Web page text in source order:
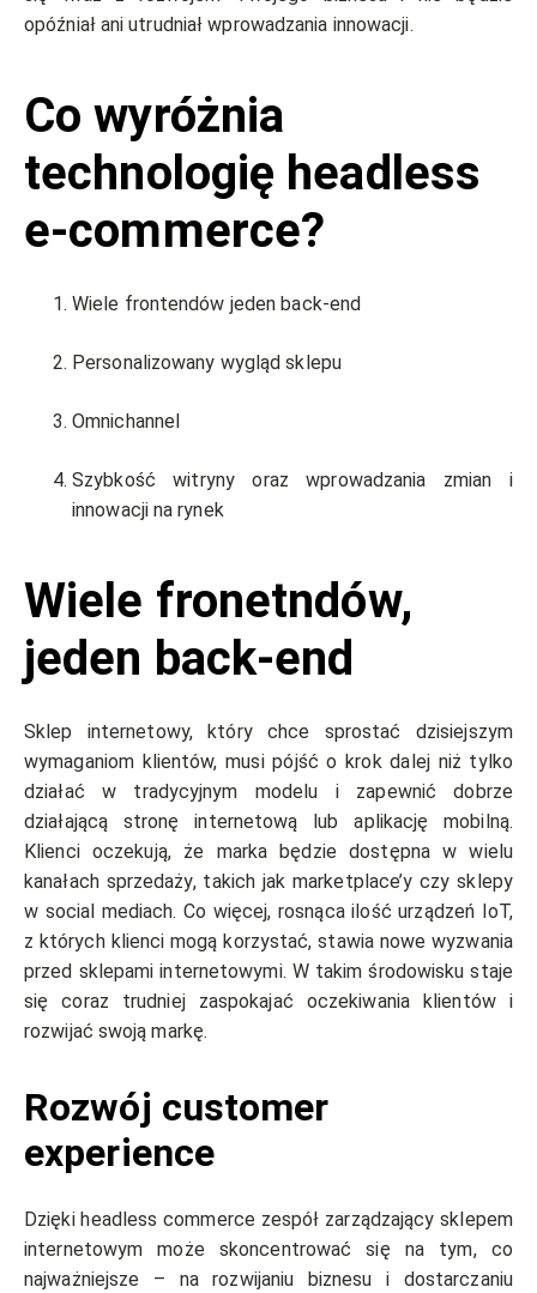
opóźniał ani utrudniał wprowadzania innowacji.
Co wyróżnia
technologię headless
e-commerce?
Wiele frontendów jeden back-end
Personalizowany wygląd sklepu
Omnichannel
Szybkość witryny oraz wprowadzania zmian i
innowacji na rynek
Wiele fronetndów,
jeden back-end
Sklep internetowy, który chce sprostać dzisiejszym
wymaganiom klientów, musi pójść o krok dalej niż tylko
działać w tradycyjnym modelu i zapewnić dobrze
działającą stronę internetową lub aplikację mobilną.
Klienci oczekują, że marka będzie dostępna w wielu
kanałach sprzedaży, takich jak marketplace’y czy sklepy
w social mediach. Co więcej, rosnąca ilość urządzeń IoT,
z których klienci mogą korzystać, stawia nowe wyzwania
przed sklepami internetowymi. W takim środowisku staje
się coraz trudniej zaspokajać oczekiwania klientów i
rozwijać swoją markę.
Rozwój customer
experience
Dzięki headless commerce zespół zarządzający sklepem
internetowym może skoncentrować się na tym, co
najważniejsze – na rozwijaniu biznesu i dostarczaniu